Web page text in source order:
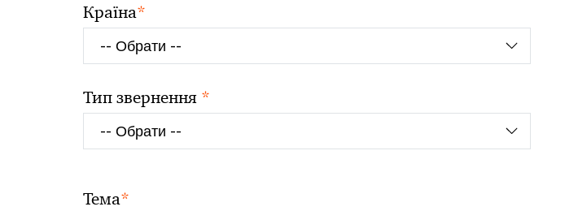
Країна*
Тип звернення *
Тема*